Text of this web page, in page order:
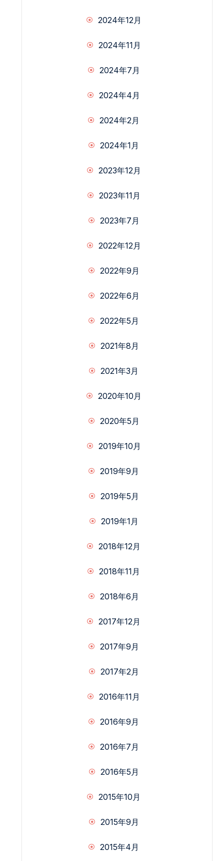
2024年12月
2024年11月
2024年7月
2024年4月
2024年2月
2024年1月
2023年12月
2023年11月
2023年7月
2022年12月
2022年9月
2022年6月
2022年5月
2021年8月
2021年3月
2020年10月
2020年5月
2019年10月
2019年9月
2019年5月
2019年1月
2018年12月
2018年11月
2018年6月
2017年12月
2017年9月
2017年2月
2016年11月
2016年9月
2016年7月
2016年5月
2015年10月
2015年9月
2015年4月